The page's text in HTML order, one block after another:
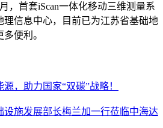
，首套iScan一体化移动三维测量系
理信息中心，目前已为江苏省基础地
便利。
，助力国家“双碳”战略！
设施发展部长梅兰加一行莅临中海达